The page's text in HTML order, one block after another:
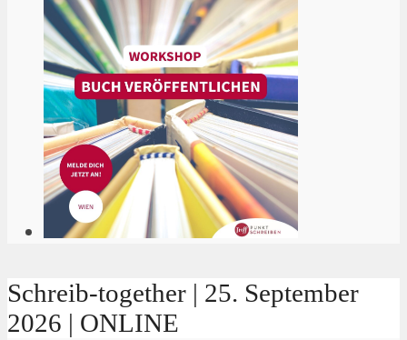
Schreib-together | 25. September
2026 | ONLINE